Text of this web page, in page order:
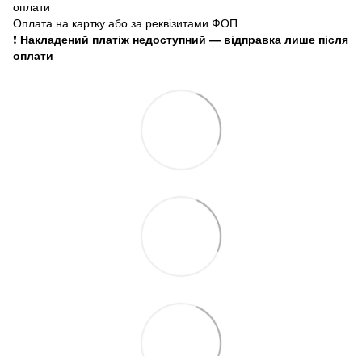
оплати
Оплата на картку або за реквізитами ФОП
❗ Накладений платіж недоступний — відправка лише після
оплати